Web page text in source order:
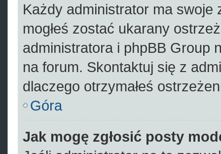
Każdy administrator ma swoje
mogłeś zostać ukarany
administratora i phpBB Group
na forum. Skontaktuj się z
dlaczego otrzymałeś
Góra
Jak mogę zgłosić posty